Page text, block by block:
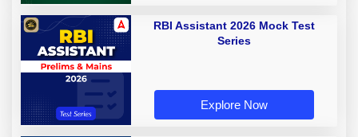
RBI Assistant 2026 Mock Test
Series
Explore Now